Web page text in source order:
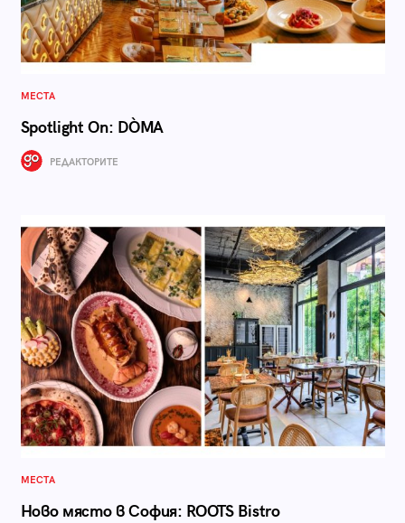
МЕСТА
Spotlight On: DÒMA
РЕДАКТОРИТЕ
МЕСТА
Ново място в София: ROOTS Bistro